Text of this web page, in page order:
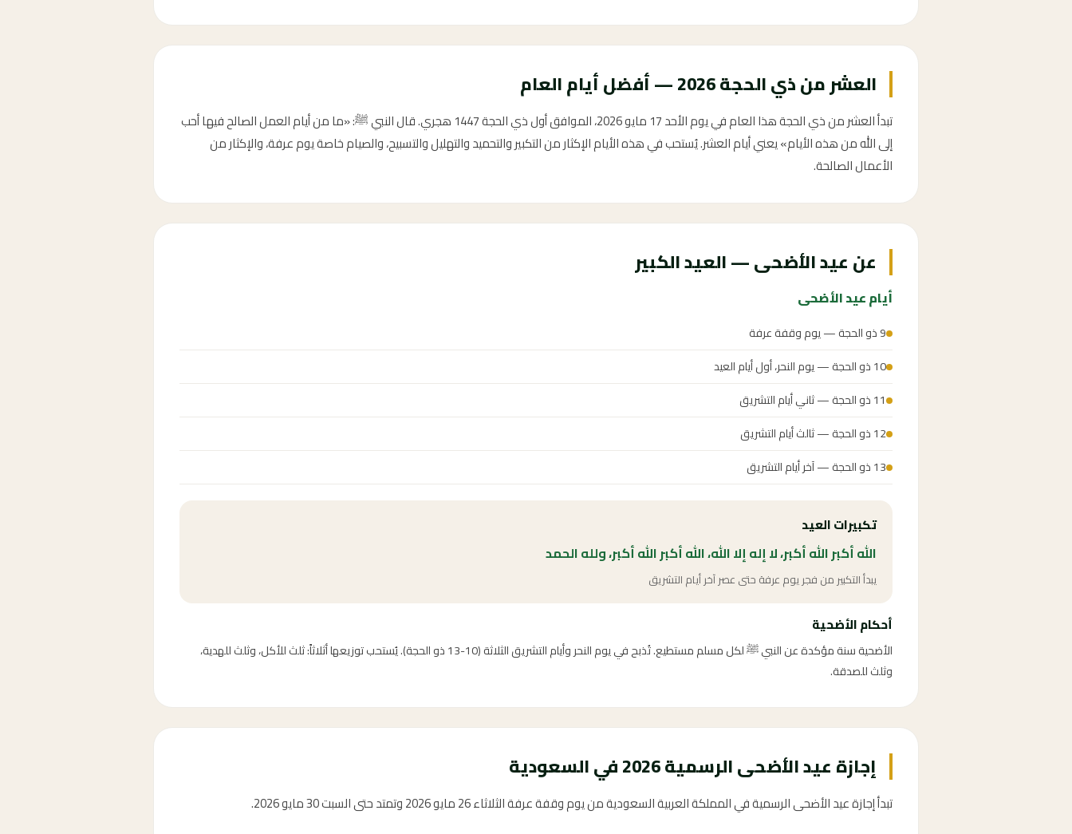
العشر من ذي الحجة 2026 — أفضل أيام العام
تبدأ العشر من ذي الحجة هذا العام في يوم الأحد 17 مايو 2026، الموافق أول ذي الحجة 1447 هجري. قال النبي ﷺ: «ما من أيام العمل الصالح فيها أحب
إلى الله من هذه الأيام» يعني أيام العشر. يُستحب في هذه الأيام الإكثار من التكبير والتحميد والتهليل والتسبيح، والصيام خاصة يوم عرفة، والإكثار من
الأعمال الصالحة.
عن عيد الأضحى — العيد الكبير
أيام عيد الأضحى
9 ذو الحجة — يوم وقفة عرفة
10 ذو الحجة — يوم النحر، أول أيام العيد
11 ذو الحجة — ثاني أيام التشريق
12 ذو الحجة — ثالث أيام التشريق
13 ذو الحجة — آخر أيام التشريق
تكبيرات العيد
الله أكبر الله أكبر، لا إله إلا الله، الله أكبر الله أكبر، ولله الحمد
يبدأ التكبير من فجر يوم عرفة حتى عصر آخر أيام التشريق
أحكام الأضحية
الأضحية سنة مؤكدة عن النبي ﷺ لكل مسلم مستطيع. تُذبح في يوم النحر وأيام التشريق الثلاثة (10-13 ذو الحجة). يُستحب توزيعها أثلاثاً: ثلث للأكل، وثلث للهدية،
وثلث للصدقة.
إجازة عيد الأضحى الرسمية 2026 في السعودية
تبدأ إجازة عيد الأضحى الرسمية في المملكة العربية السعودية من يوم وقفة عرفة الثلاثاء 26 مايو 2026 وتمتد حتى السبت 30 مايو 2026.